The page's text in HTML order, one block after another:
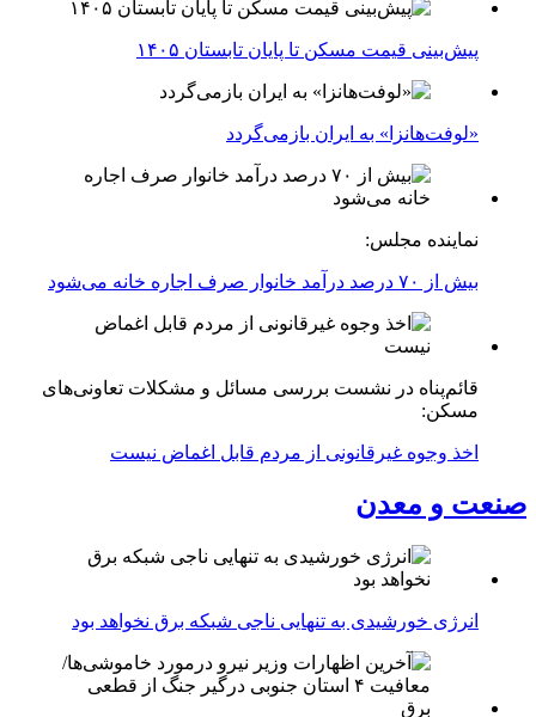
پیش‌بینی قیمت مسکن تا پایان تابستان ۱۴۰۵
«لوفت‌هانزا» به ایران بازمی‌گردد
نماینده مجلس:
بیش از ۷۰ درصد درآمد خانوار صرف اجاره خانه می‌شود
قائم‌پناه در نشست بررسی مسائل و مشکلات تعاونی‌های
مسکن:
اخذ وجوه غیرقانونی از مردم قابل اغماض نیست
صنعت و معدن
انرژی خورشیدی به تنهایی ناجی شبکه برق نخواهد بود